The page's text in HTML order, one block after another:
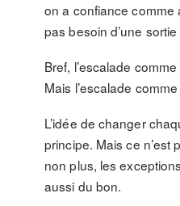
on a confiance comme
pas besoin d’une
Bref, l’escalade
Mais l’escalade
L’idée de changer
principe. Mais ce n’est
non plus, les
aussi du bon.